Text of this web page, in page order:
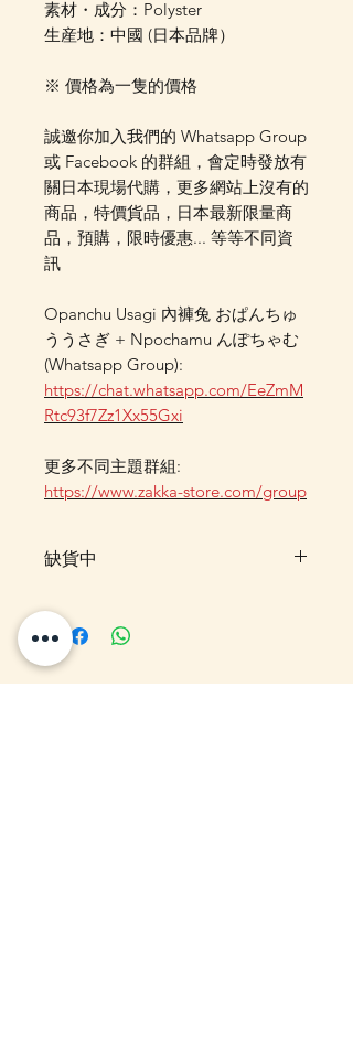
素材・成分：Polyster
生産地：中國 (日本品牌）
※ 價格為一隻的價格
誠邀你加入我們的 Whatsapp Group
或 Facebook 的群組，會定時發放有
關日本現場代購，更多網站上沒有的
商品，特價貨品，日本最新限量商
品，預購，限時優惠... 等等不同資
訊
Opanchu Usagi 內褲兔 おぱんちゅ
ううさぎ + Npochamu んぽちゃむ
(Whatsapp Group):
https://chat.whatsapp.com/EeZmM
Rtc93f7Zz1Xx55Gxi
更多不同主題群組:
https://www.zakka-store.com/group
缺貨中
返貨時間。客人可以先登記「在恢
復供應時通知我」，一旦返貨系統
會自動發送電郵通知。另外，亦歡